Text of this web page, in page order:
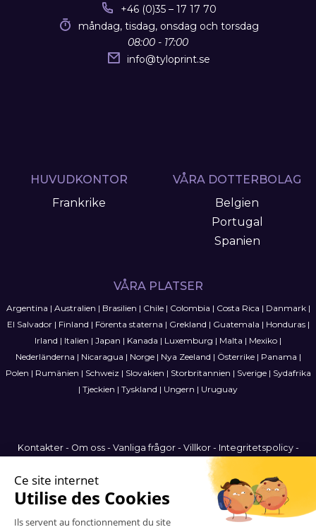
+46 (0)35 – 17 17 70
måndag, tisdag, onsdag och torsdag
08:00 - 17:00
info@tyloprint.se
HUVUDKONTOR
Frankrike
VÅRA DOTTERBOLAG
Belgien
Portugal
Spanien
VÅRA PLATSER
Argentina | Australien | Brasilien | Chile| Colombia | Costa Rica | Danmark|
El Salvador| Finland | Förenta staterna | Grekland | Guatemala | Honduras|
Irland | Italien | Japan | Kanada | Luxemburg | Malta | Mexiko |
Nederländerna | Nicaragua | Norge| Nya Zeeland | Österrike| Panama |
Polen | Rumänien | Schweiz | Slovakien | Storbritannien | Sverige| Sydafrika
| Tjeckien | Tyskland | Ungern | Uruguay
Kontakter- Om oss- Vanliga frågor- Villkor- Integritetspolicy-